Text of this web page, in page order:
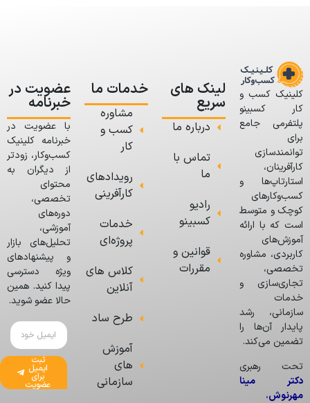
کلینیک کسب و
کار کسبینو
پلتفرمی جامع
برای
توانمندسازی
کارآفرینان،
استارتاپ‌ها و
کسب‌وکارهای
کوچک و متوسط
است که با ارائه
آموزش‌های
کاربردی، مشاوره
تخصصی،
تجاری‌سازی و
خدمات
سازمانی، رشد
پایدار آن‌ها را
تضمین می‌کند.
تحت رهبری
دکتر مینا
مهرنوش،
لینک های
سریع
درباره ما
تماس با
ما
رادیو
کسبینو
قوانین و
مقررات
خدمات ما
مشاوره
کسب و
کار
رویدادهای
کارآفرینی
خدمات
پروژه‌ای
کلاس های
آنلاین
طرح ساد
آموزش
های
سازمانی
عضویت در
خبرنامه
با عضویت در
خبرنامه کلینیک
کسب‌وکار، زودتر
از دیگران به
محتوای
تخصصی،
دوره‌های
آموزشی،
تحلیل‌های بازار
و پیشنهادهای
ویژه دسترسی
پیدا کنید. همین
حالا عضو شوید.
ثبت
ایمیل
برای
عضویت